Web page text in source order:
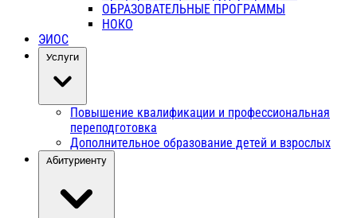
ОБРАЗОВАТЕЛЬНЫЕ ПРОГРАММЫ
НОКО
ЭИОС
Услуги
Повышение квалификации и профессиональная
переподготовка
Дополнительное образование детей и взрослых
Абитуриенту